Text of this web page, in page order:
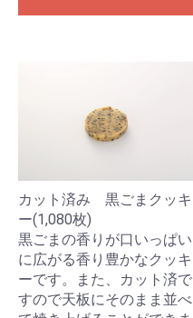
カット済み 黒ごまクッキ
ー(1,080枚)
黒ごまの香りが口いっぱい
に広がる香り豊かなクッキ
ーです。また、カット済で
すので天板にそのまま並べ